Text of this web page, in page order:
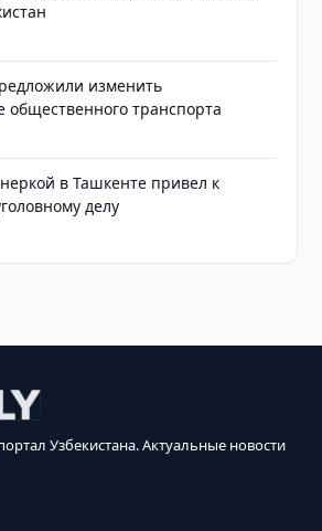
изменить
транспорта
в Ташкенте привел к
делу
Узбекистана. Актуальные новости